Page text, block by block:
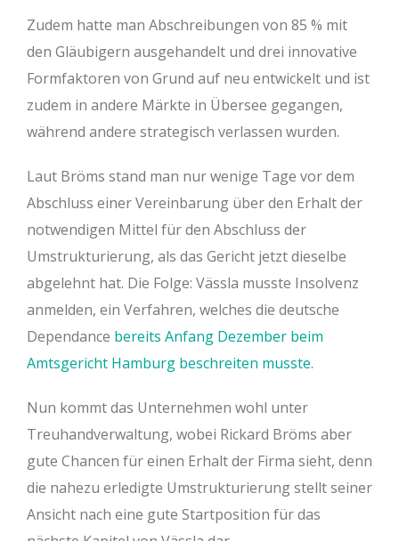
Zudem hatte man Abschreibungen von 85 % mit
den Gläubigern ausgehandelt und drei innovative
Formfaktoren von Grund auf neu entwickelt und ist
zudem in andere Märkte in Übersee gegangen,
während andere strategisch verlassen wurden.
Laut Bröms stand man nur wenige Tage vor dem
Abschluss einer Vereinbarung über den Erhalt der
notwendigen Mittel für den Abschluss der
Umstrukturierung, als das Gericht jetzt dieselbe
abgelehnt hat. Die Folge: Vässla musste Insolvenz
anmelden, ein Verfahren, welches die deutsche
Dependance bereits Anfang Dezember beim
Amtsgericht Hamburg beschreiten musste.
Nun kommt das Unternehmen wohl unter
Treuhandverwaltung, wobei Rickard Bröms aber
gute Chancen für einen Erhalt der Firma sieht, denn
die nahezu erledigte Umstrukturierung stellt seiner
Ansicht nach eine gute Startposition für das